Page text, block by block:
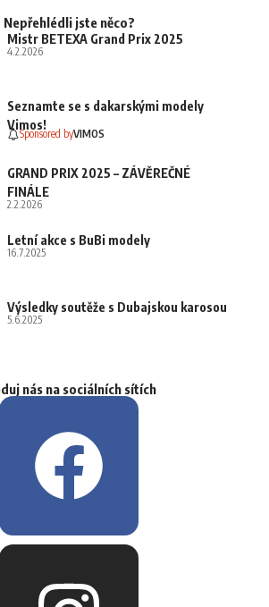
Nepřehlédli jste něco?
Mistr BETEXA Grand Prix 2025
4.2.2026
Seznamte se s dakarskými modely
Vimos!
Sponsored byVIMOS
GRAND PRIX 2025 – ZÁVĚREČNÉ
FINÁLE
2.2.2026
Letní akce s BuBi modely
16.7.2025
Výsledky soutěže s Dubajskou karosou
5.6.2025
nás na sociálních sítích